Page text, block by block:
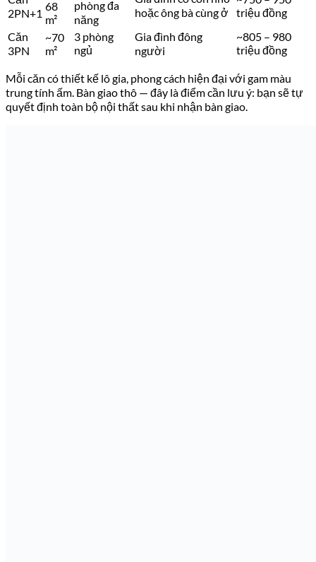
2PN+1
68
m²
phòng đa
năng
hoặc ông bà cùng ở
triệu đồng
Căn
3PN
~70
m²
3 phòng
ngủ
Gia đình đông
người
~805 – 980
triệu đồng
Mỗi căn có thiết kế lô gia, phong cách hiện đại với gam màu
trung tính ấm. Bàn giao thô — đây là điểm cần lưu ý: bạn sẽ tự
quyết định toàn bộ nội thất sau khi nhận bàn giao.